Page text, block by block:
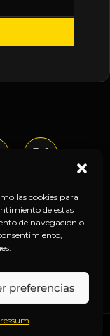
las cookies para
de estas
de navegación o
preferencias